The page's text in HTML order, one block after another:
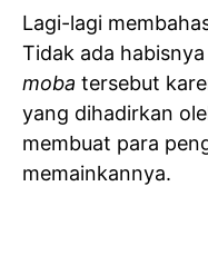
Lagi-lagi
Tidak ada
moba tersebut
yang dihadirkan
membuat para
memainkannya.